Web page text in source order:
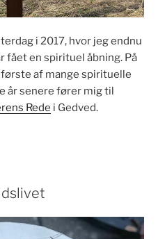
i 2017, hvor jeg endnu
fået en spirituel åbning. På
af mange spirituelle
år senere fører mig til
Rede i Gedved.